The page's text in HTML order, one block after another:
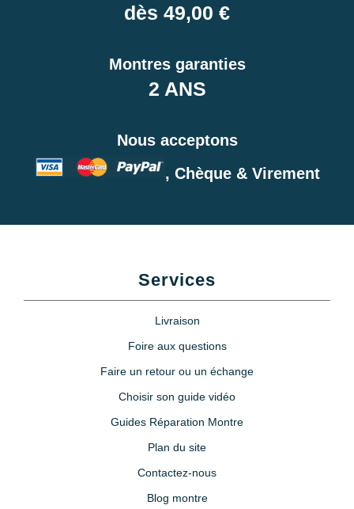
dès 49,00 €
Montres garanties
2 ANS
Nous acceptons
, Chèque & Virement
Services
Livraison
Foire aux questions
Faire un retour ou un échange
Choisir son guide vidéo
Guides Réparation Montre
Plan du site
Contactez-nous
Blog montre